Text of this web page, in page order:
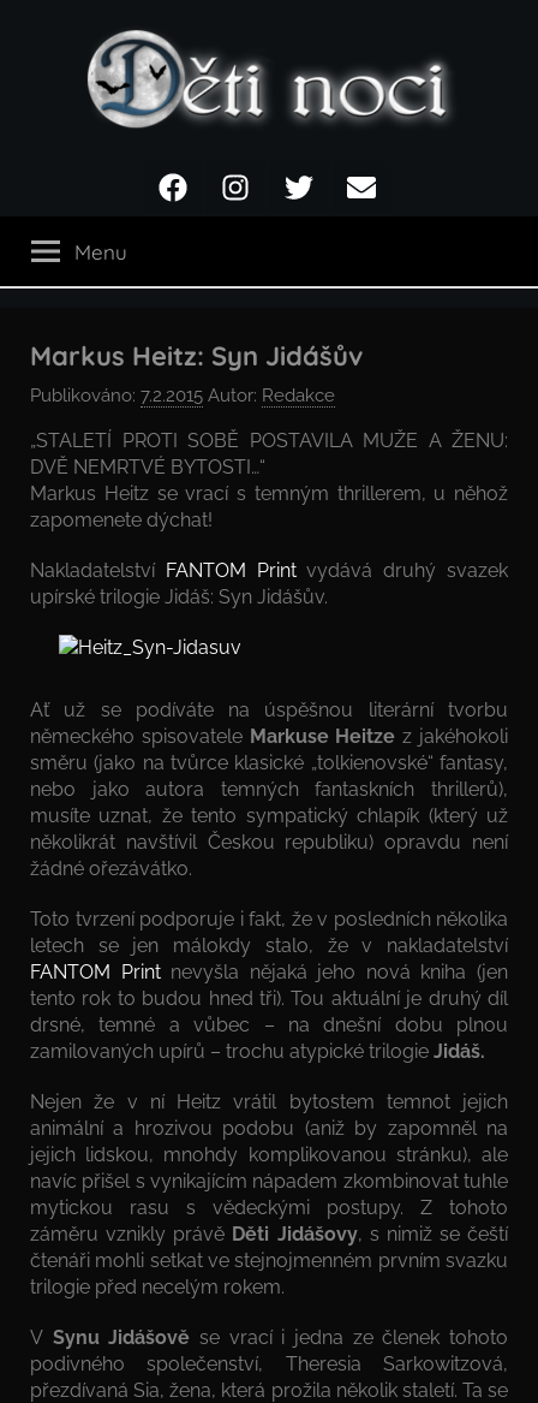
noci
FacebookInstagramTwitter Email
Menu
Markus Heitz: Syn Jidášův
Publikováno: 7.2.2015 Autor: Redakce
„STALETÍ PROTI SOBĚ POSTAVILA MUŽE A ŽENU:
DVĚ NEMRTVÉ BYTOSTI…“
Markus Heitz se vrací s temným thrillerem, u něhož
zapomenete dýchat!
Nakladatelství FANTOM Printvydává druhý svazek
upírské trilogie Jidáš: Syn Jidášův.
Ať už se podíváte na úspěšnou literární tvorbu
německého spisovatele Markuse Heitze z jakéhokoli
směru (jako na tvůrce klasické „tolkienovské“ fantasy,
nebo jako autora temných fantaskních thrillerů),
musíte uznat, že tento sympatický chlapík (který už
několikrát navštívil Českou republiku) opravdu není
žádné ořezávátko.
Toto tvrzení podporuje i fakt, že v posledních několika
letech se jen málokdy stalo, že v nakladatelství
FANTOM Printnevyšla nějaká jeho nová kniha (jen
tento rok to budou hned tři). Tou aktuální je druhý díl
drsné, temné a vůbec – na dnešní dobu plnou
zamilovaných upírů – trochu atypické trilogie Jidáš.
Nejen že v ní Heitz vrátil bytostem temnot jejich
animální a hrozivou podobu (aniž by zapomněl na
jejich lidskou, mnohdy komplikovanou stránku), ale
navíc přišel s vynikajícím nápadem zkombinovat tuhle
mytickou rasu s vědeckými postupy. Z tohoto
záměru vznikly právě Děti Jidášovy, s nimiž se čeští
čtenáři mohli setkat ve stejnojmenném prvním svazku
trilogie před necelým rokem.
V Synu Jidášově se vrací i jedna ze členek tohoto
podivného společenství, Theresia Sarkowitzová,
přezdívaná Sia, žena, která prožila několik staletí. Ta se